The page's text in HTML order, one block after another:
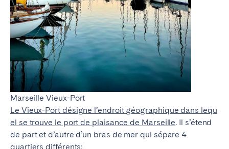
Marseille Vieux-Port
Le Vieux-Port désigne l’endroit géographique dans lequ
el se trouve le port de plaisance de Marseille. Il s’étend
de part et d’autre d’un bras de mer qui sépare 4
quartiers différents: